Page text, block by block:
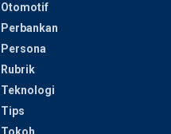
Otomotif
Perbankan
Persona
Rubrik
Teknologi
Tips